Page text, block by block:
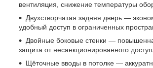
вентиляция, снижение температуры
Двухстворчатая задняя дверь —
удобный доступ в ограниченных
Двойные боковые стенки —
защита от несанкционированного
Щёточные вводы в потолке —